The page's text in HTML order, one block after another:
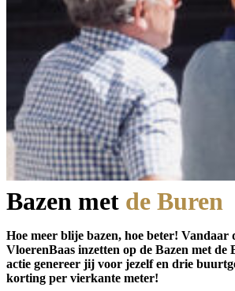
Bazen met de Buren
Hoe meer blije bazen, hoe beter! Vandaar
VloerenBaas inzetten op de Bazen met de
actie genereer jij voor jezelf en drie
korting per vierkante meter!